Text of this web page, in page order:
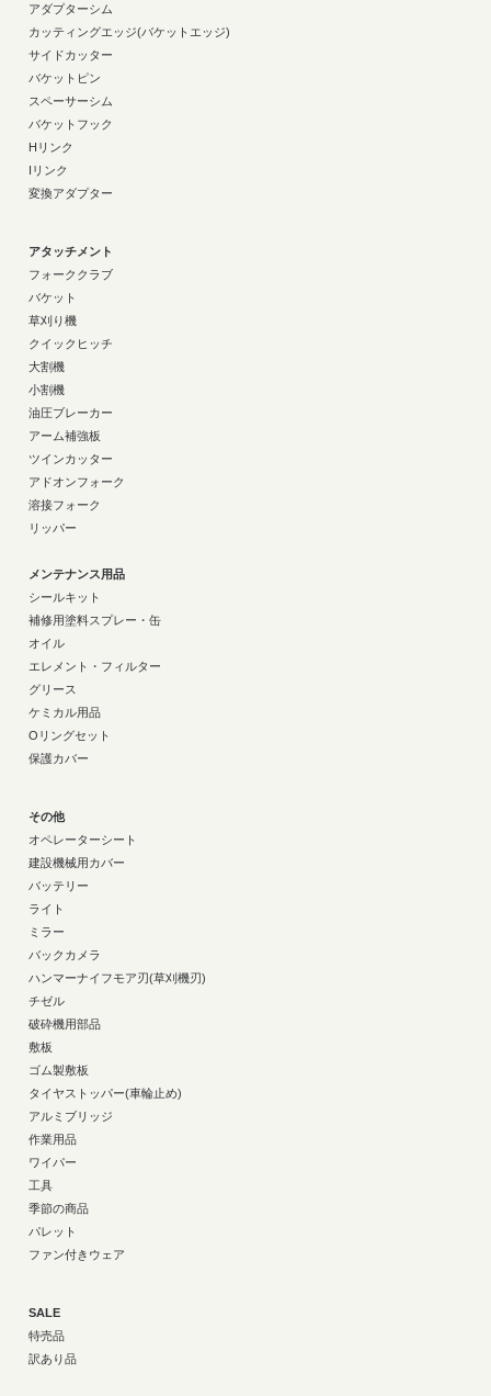
アダプターシム
カッティングエッジ(バケットエッジ)
サイドカッター
バケットピン
スペーサーシム
バケットフック
Hリンク
Iリンク
変換アダプター
アタッチメント
フォーククラブ
バケット
草刈り機
クイックヒッチ
大割機
小割機
油圧ブレーカー
アーム補強板
ツインカッター
アドオンフォーク
溶接フォーク
リッパー
メンテナンス用品
シールキット
補修用塗料スプレー・缶
オイル
エレメント・フィルター
グリース
ケミカル用品
Oリングセット
保護カバー
その他
オペレーターシート
建設機械用カバー
バッテリー
ライト
ミラー
バックカメラ
ハンマーナイフモア刃(草刈機刃)
チゼル
破砕機用部品
敷板
ゴム製敷板
タイヤストッパー(車輪止め)
アルミブリッジ
作業用品
ワイパー
工具
季節の商品
パレット
ファン付きウェア
SALE
特売品
訳あり品